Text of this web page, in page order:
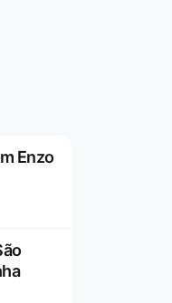
Enzo